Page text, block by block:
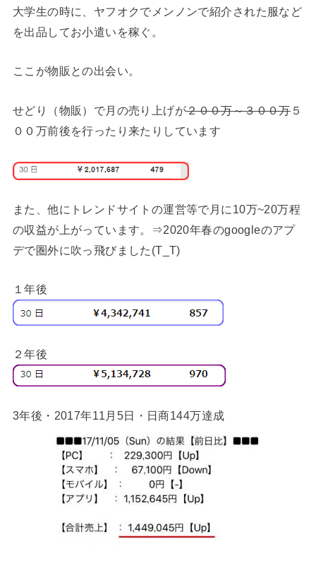
大学生の時に、ヤフオクでメンノンで紹介された服など
を出品してお小遣いを稼ぐ。
ここが物販との出会い。
せどり（物販）で月の売り上げが２００万～３００万５
００万前後を行ったり来たりしています
また、他にトレンドサイトの運営等で月に10万~20万程
の収益が上がっています。⇒2020年春のgoogleのアプ
デで圏外に吹っ飛びました(T_T)
１年後
２年後
3年後・2017年11月5日・日商144万達成